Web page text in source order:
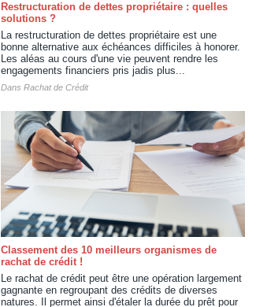
Restructuration de dettes propriétaire : quelles
solutions ?
La restructuration de dettes propriétaire est une
bonne alternative aux échéances difficiles à honorer.
Les aléas au cours d'une vie peuvent rendre les
engagements financiers pris jadis plus...
Dans Rachat de Crédit
Classement des 10 meilleurs organismes de
rachat de crédit !
Le rachat de crédit peut être une opération largement
gagnante en regroupant des crédits de diverses
natures. Il permet ainsi d'étaler la durée du prêt pour